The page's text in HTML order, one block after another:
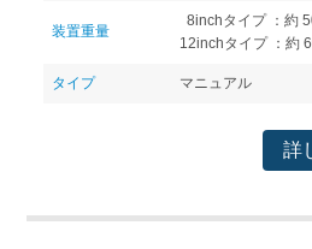
装置重量
8inchタイプ ：約
12inchタイプ ：約
タイプ マニュアル
詳